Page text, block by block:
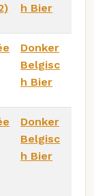
h Bier
Donker
Belgisc
h Bier
Donker
Belgisc
h Bier